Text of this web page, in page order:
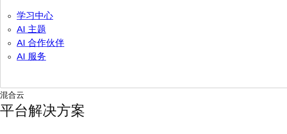
学习中心
AI 主题
AI 合作伙伴
AI 服务
混合云
平台解决方案